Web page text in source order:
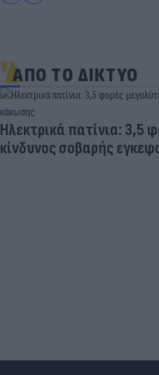
ΑΠΟ ΤΟ ΔΙΚΤΥΟ
Ηλεκτρικά πατίνια: 3,5
κίνδυνος σοβαρής